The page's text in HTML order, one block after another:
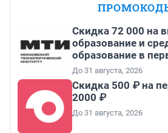
Скидка 72 000 на
образование и
образование в
До 31 августа, 2026
Скидка 500 ₽ на
2000 ₽
До 31 августа, 2026